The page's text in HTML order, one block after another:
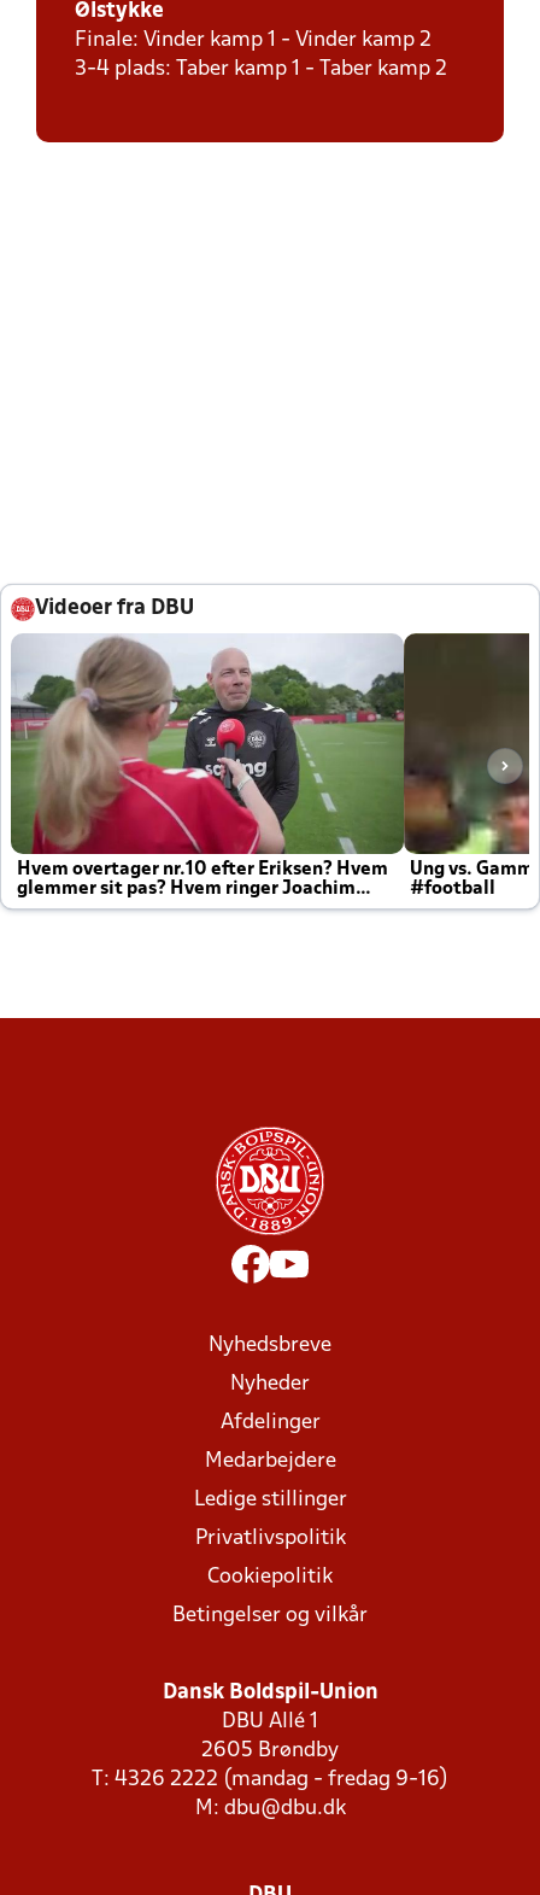
Ølstykke
Finale: Vinder kamp 1 - Vinder kamp 2
3-4 plads: Taber kamp 1 - Taber kamp 2
Videoer fra DBU
Hvem overtager nr.10 efter Eriksen? Hvem
glemmer sit pas? Hvem ringer Joachim
altid til efter kampe?
Ung vs.
#football
Nyhedsbreve
Nyheder
Afdelinger
Medarbejdere
Ledige stillinger
Privatlivspolitik
Cookiepolitik
Betingelser og vilkår
Dansk Boldspil-Union
DBU Allé 1
2605 Brøndby
T: 4326 2222 (mandag - fredag 9-16)
M: dbu@dbu.dk